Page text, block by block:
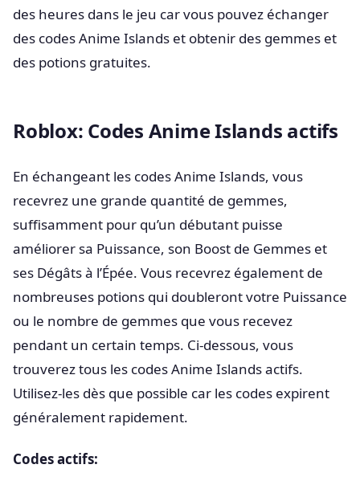
des heures dans le jeu car vous pouvez échanger
des codes Anime Islands et obtenir des gemmes et
des potions gratuites.
Roblox: Codes Anime Islands actifs
En échangeant les codes Anime Islands, vous
recevrez une grande quantité de gemmes,
suffisamment pour qu’un débutant puisse
améliorer sa Puissance, son Boost de Gemmes et
ses Dégâts à l’Épée. Vous recevrez également de
nombreuses potions qui doubleront votre Puissance
ou le nombre de gemmes que vous recevez
pendant un certain temps. Ci-dessous, vous
trouverez tous les codes Anime Islands actifs.
Utilisez-les dès que possible car les codes expirent
généralement rapidement.
Codes actifs: